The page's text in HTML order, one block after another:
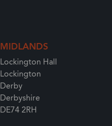
MIDLANDS
Lockington Hall
Lockington
Derby
Derbyshire
DE74 2RH